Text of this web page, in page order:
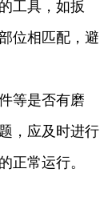
工具，如扳
位相匹配，避
等是否有磨
，应及时进行
正常运行。